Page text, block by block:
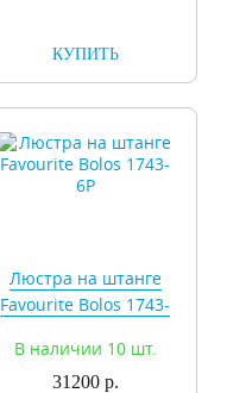
КУПИТЬ
Люстра на штанге
Favourite Bolos 1743-
В наличии 10 шт.
31200 р.